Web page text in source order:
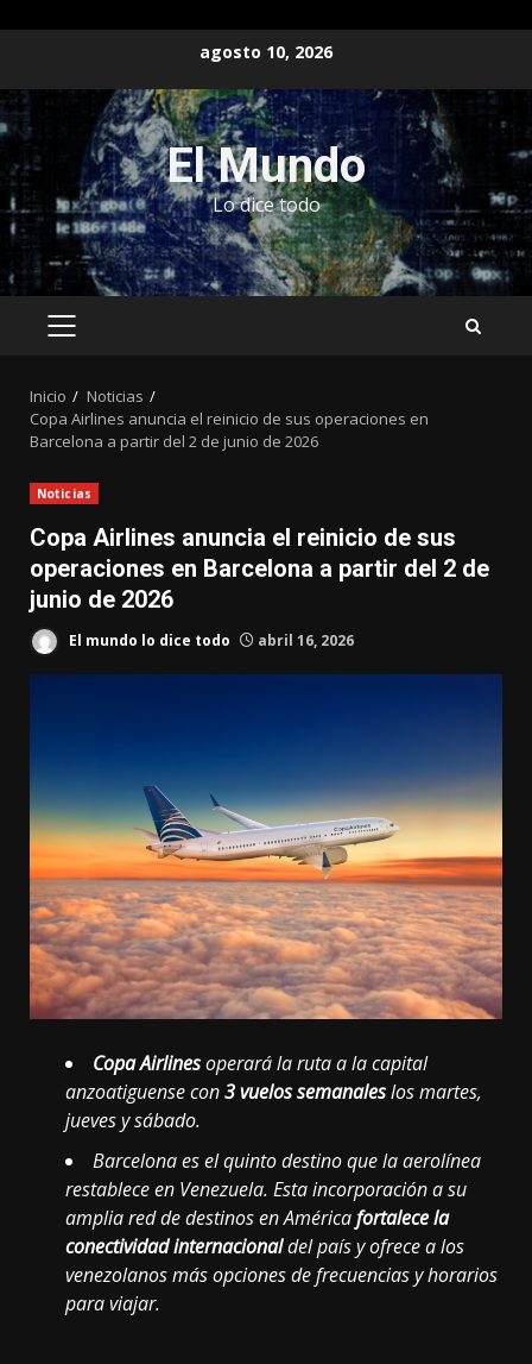
contenido
agosto 10, 2026
El Mundo
Lo dice todo
MENÚ
Inicio
Noticias
Copa Airlines anuncia el reinicio de sus operaciones en
Barcelona a partir del 2 de junio de 2026
Noticias
Copa Airlines anuncia el reinicio de sus
operaciones en Barcelona a partir del 2 de
junio de 2026
El mundo lo dice todo abril 16, 2026
Copa Airlinesoperará la ruta a la capital
anzoatiguense con3 vuelos semanaleslos martes,
jueves y sábado.
Barcelona es el quinto destino que la aerolínea
restablece en Venezuela. Esta incorporación a su
amplia red de destinos en Américafortalece la
conectividad internacionaldel país y ofrece a los
venezolanos más opciones de frecuencias y horarios
para viajar.